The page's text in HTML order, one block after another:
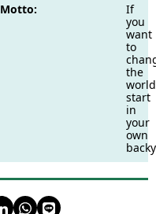
Motto:
If
you
want
to
the
start
in
your
own